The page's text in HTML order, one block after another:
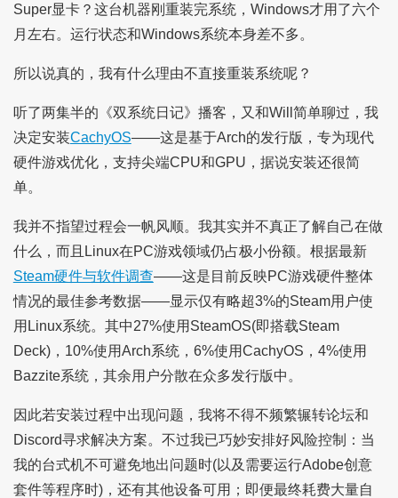
Super显卡？这台机器刚重装完系统，Windows才用了六个
月左右。运行状态和Windows系统本身差不多。
所以说真的，我有什么理由不直接重装系统呢？
听了两集半的《双系统日记》播客，又和Will简单聊过，我
决定安装CachyOS——这是基于Arch的发行版，专为现代
硬件游戏优化，支持尖端CPU和GPU，据说安装还很简
单。
我并不指望过程会一帆风顺。我其实并不真正了解自己在做
什么，而且Linux在PC游戏领域仍占极小份额。根据最新
Steam硬件与软件调查——这是目前反映PC游戏硬件整体
情况的最佳参考数据——显示仅有略超3%的Steam用户使
用Linux系统。其中27%使用SteamOS(即搭载Steam
Deck)，10%使用Arch系统，6%使用CachyOS，4%使用
Bazzite系统，其余用户分散在众多发行版中。
因此若安装过程中出现问题，我将不得不频繁辗转论坛和
Discord寻求解决方案。不过我已巧妙安排好风险控制：当
我的台式机不可避免地出问题时(以及需要运行Adobe创意
套件等程序时)，还有其他设备可用；即便最终耗费大量自